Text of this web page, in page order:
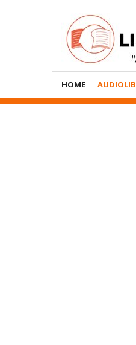
Menù
HOME